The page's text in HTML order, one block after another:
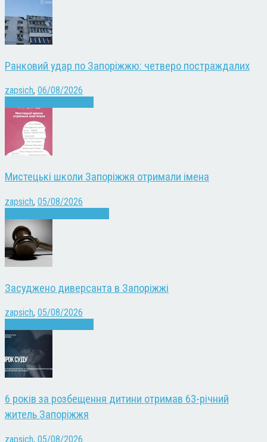
Ранковий удар по Запоріжжю: четверо постраждалих
zapsich, 06/08/2026
Мистецькі школи Запоріжжя отримали імена
zapsich, 05/08/2026
Засуджено диверсанта в Запоріжжі
zapsich, 05/08/2026
6 років за розбещення дитини отримав 63-річний
житель Запоріжжя
zapsich, 05/08/2026